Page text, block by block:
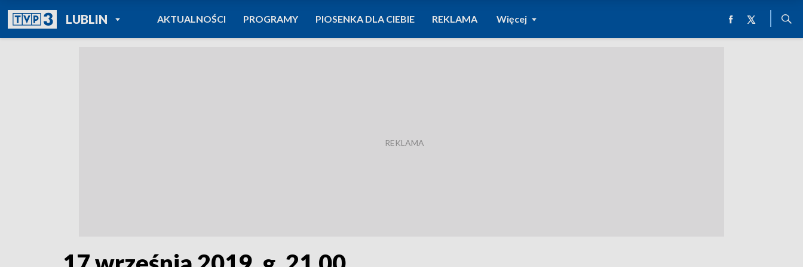
LUBLINPOWRÓT DO
TVP REGIONY
AKTUALNOŚCI PROGRAMY PIOSENKA DLA CIEBIE REKLAMA Więcej